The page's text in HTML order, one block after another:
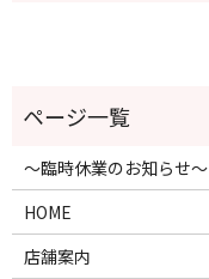
～臨時休業のお知らせ～
HOME
店舗案内